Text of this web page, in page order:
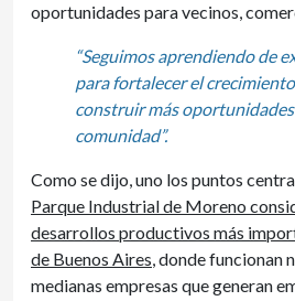
oportunidades para vecinos,
“Seguimos aprendiendo de
para fortalecer el
construir más
comunidad”.
Como se dijo, uno los puntos
Parque Industrial de Moreno
desarrollos productivos más
de Buenos Aires, donde funcionan
medianas empresas que generan